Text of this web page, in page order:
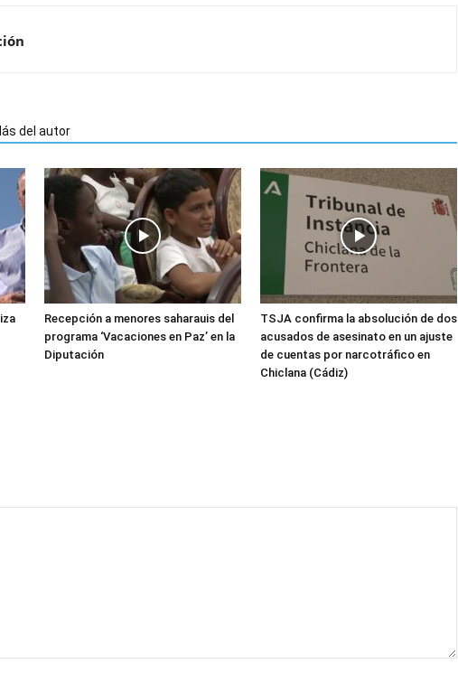
del autor
Recepción a menores saharauis del
programa ‘Vacaciones en Paz’ en la
Diputación
TSJA confirma la absolución de dos
acusados de asesinato en un ajuste
de cuentas por narcotráfico en
Chiclana (Cádiz)